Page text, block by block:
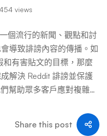
views
個流行的新聞、觀點和討
導致誹謗內容的傳播。如
和有害貼文的目標，那麼
解決 Reddit 誹謗並保護
幫助眾多客戶應對複雜的
您聲譽的虛假事實陳述
這些陳述可以出現在貼
Share this post